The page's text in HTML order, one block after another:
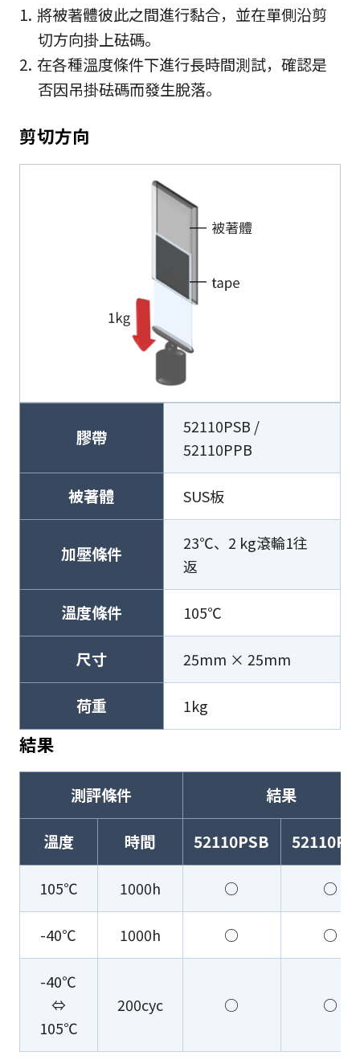
將被著體彼此之間進行黏合，並在單側沿剪
切方向掛上砝碼。
在各種溫度條件下進行長時間測試，確認是
否因吊掛砝碼而發生脫落。
剪切方向
膠帶
52110PSB /
52110PPB
被著體 SUS板
加壓條件
23℃、2 kg滾輪1往
返
溫度條件 105℃
尺寸 25mm × 25mm
荷重 1kg
結果
測評條件 結果
溫度 時間 52110PSB
105℃ 1000h ○ ○
-40℃ 1000h ○ ○
-40℃
⇔
105℃
200cyc ○ ○